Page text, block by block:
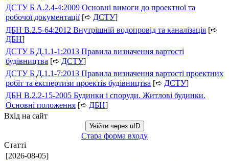
ДСТУ Б А.2.4-4:2009 Основні вимоги до проектної та
робочої документації[➪ ДСТУ]
ДБН В.2.5-64:2012 Внутрішній водопровід та каналізація [➪
ДБН]
ДСТУ Б Д.1.1-1:2013 Правила визначення вартості
будівництва [➪ ДСТУ]
ДСТУ Б Д.1.1-7:2013 Правила визначення вартості проектних
робіт та експертизи проектів будівництва [➪ ДСТУ]
ДБН В.2.2-15-2005 Будинки і споруди. Житлові будинки.
Основні положення [➪ ДБН]
Вхід на сайт
Увійти через uID
Стара форма входу
Статті
[2026-08-05]